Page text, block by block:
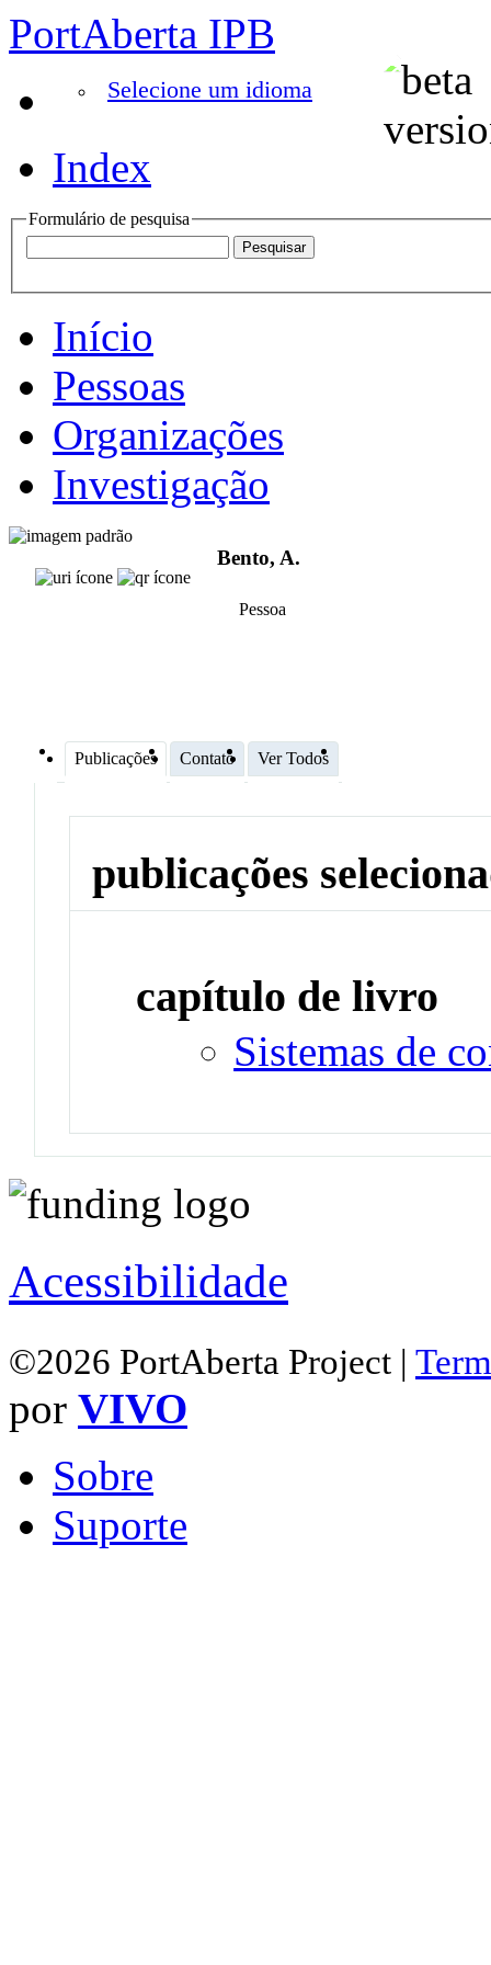
PortAberta IPB
Selecione um idioma
Index
Formulário de pesquisa
Início
Pessoas
Organizações
Investigação
Bento, A.
Pessoa
Publicações Contato Ver Todos
publicações
capítulo de livro
Sistemas de
Acessibilidade
©2026 PortAberta Project |
por VIVO
Sobre
Suporte